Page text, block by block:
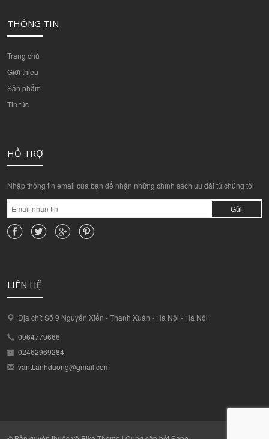
THÔNG TIN
Trang chủ
Giới thiệu
Sản phẩm
Tin tức
HỖ TRỢ
Nhập thông tin email của bạn để nhận những chính sách ưu đãi từ chúng tôi
Gửi
LIÊN HỆ
Địa chỉ: Số 9 Nguyễn Xiển - Thanh Xuân - Hà Nội - Hà Nội
0964779666
02462969284
vantt.anhduong@gmail.com